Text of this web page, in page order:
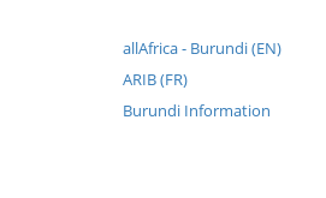
allAfrica - Burundi (EN)
ARIB (FR)
Burundi Information